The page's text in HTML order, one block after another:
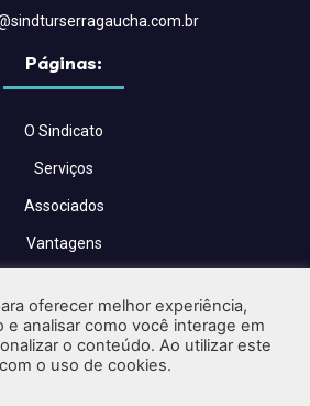
Páginas:
O Sindicato
Serviços
Associados
Vantagens
Blog
Contato
oferecer melhor experiência,
e analisar como você interage em
o conteúdo. Ao utilizar este
o uso de cookies.